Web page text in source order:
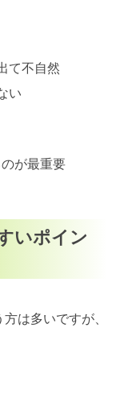
て不自然
い
が最重要
いポイン
は多いですが、